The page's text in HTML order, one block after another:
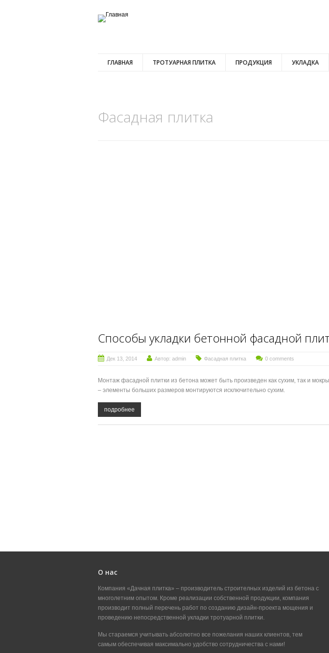
ГЛАВНАЯ ТРОТУАРНАЯ ПЛИТКА ПРОДУКЦИЯ УКЛАДКА
Фасадная плитка
Способы укладки бетонной фасадной
Дек 13, 2014 Автор: admin Фасадная плитка 0 comments
Монтаж фасадной плитки из бетона может быть произведен как сухим, так и
– элементы больших размеров монтируются исключительно сухим.
подробнее
О нас
Компания «Дачная плитка» – производитель строителных изделий из бетона с
многолетним опытом. Кроме реализации собственной продукции, компания
производит полный перечень работ по созданию дизайн-проекта мощения и
проведению непосредственной укладки тротуарной плитки.
Мы стараемся учитывать абсолютно все пожелания наших клиентов, тем
самым обеспечивая максимально удобство сотрудничества с нами!